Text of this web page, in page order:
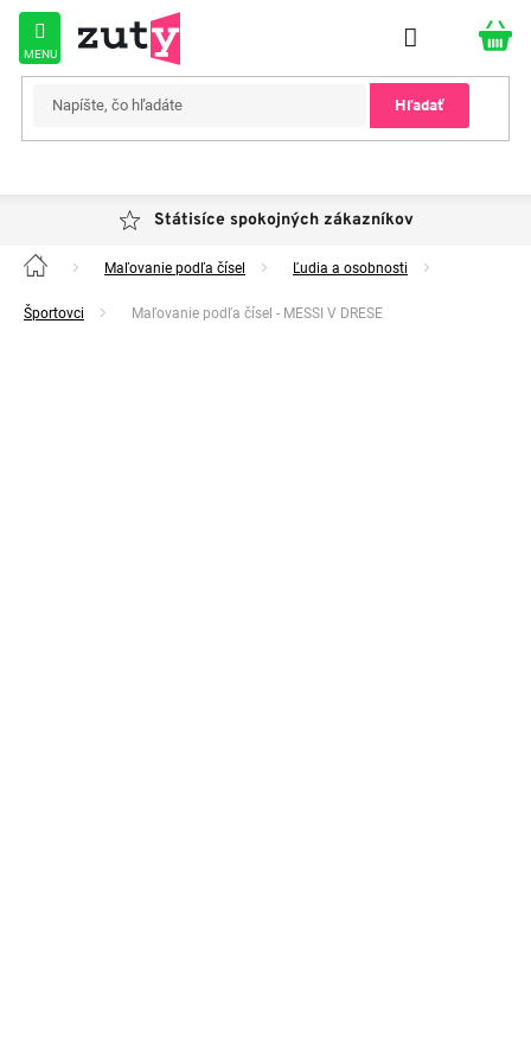
Prejsť
obsah
Hľadať
Státisíce spokojných zákazníkov
Domov Maľovanie podľa čísel Ľudia a osobnosti
Športovci Maľovanie podľa čísel - MESSI V DRESE